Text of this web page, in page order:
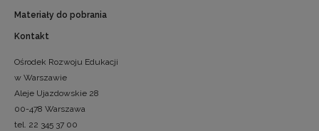
Materiały do pobrania
Kontakt
Ośrodek Rozwoju Edukacji
w Warszawie
Aleje Ujazdowskie 28
00-478 Warszawa
tel. 22 345 37 00